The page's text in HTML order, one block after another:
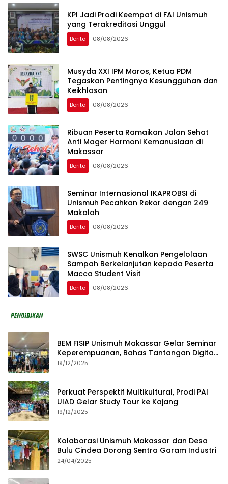
KPI Jadi Prodi Keempat di FAI Unismuh
yang Terakreditasi Unggul
Berita 08/08/2026
Musyda XXI IPM Maros, Ketua PDM
Tegaskan Pentingnya Kesungguhan dan
Keikhlasan
Berita 08/08/2026
Ribuan Peserta Ramaikan Jalan Sehat
Anti Mager Harmoni Kemanusiaan di
Makassar
Berita 08/08/2026
Seminar Internasional IKAPROBSI di
Unismuh Pecahkan Rekor dengan 249
Makalah
Berita 08/08/2026
SWSC Unismuh Kenalkan Pengelolaan
Sampah Berkelanjutan kepada Peserta
Macca Student Visit
Berita 08/08/2026
BEM FISIP Unismuh Makassar Gelar Seminar
Keperempuanan, Bahas Tantangan Digital
dan Budaya Lokal
19/12/2025
Perkuat Perspektif Multikultural, Prodi PAI
UIAD Gelar Study Tour ke Kajang
19/12/2025
Kolaborasi Unismuh Makassar dan Desa
Bulu Cindea Dorong Sentra Garam Industri
24/04/2025